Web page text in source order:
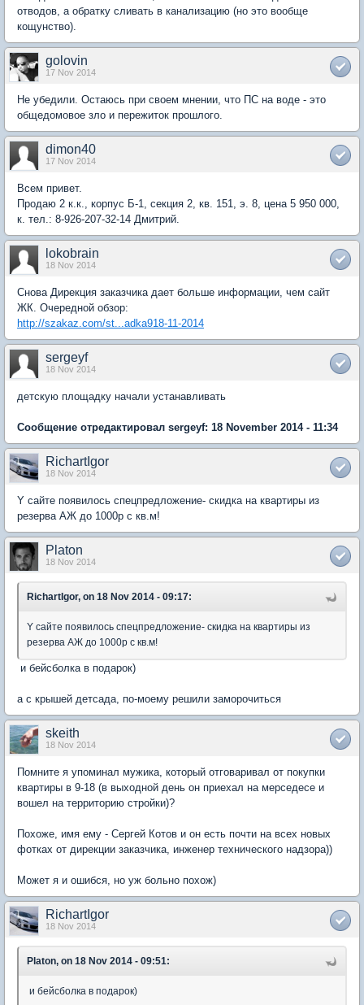
отводов, а обратку сливать в канализацию (но это вообще
кощунство).
golovin
17 Nov 2014
Не убедили. Остаюсь при своем мнении, что ПС на воде - это
общедомовое зло и пережиток прошлого.
dimon40
17 Nov 2014
Всем привет.
Продаю 2 к.к., корпус Б-1, секция 2, кв. 151, э. 8, цена 5 950 000,
к. тел.: 8-926-207-32-14 Дмитрий.
lokobrain
18 Nov 2014
Снова Дирекция заказчика дает больше информации, чем сайт
ЖК. Очередной обзор:
http://szakaz.com/st...adka918-11-2014
sergeyf
18 Nov 2014
детскую площадку начали устанавливать
Сообщение отредактировал sergeyf: 18 November 2014 - 11:34
RichartIgor
18 Nov 2014
Y сайте появилось спецпредложение- скидка на квартиры из
резерва АЖ до 1000р с кв.м!
Platon
18 Nov 2014
RichartIgor, on 18 Nov 2014 - 09:17:
Y сайте появилось спецпредложение- скидка на квартиры из
резерва АЖ до 1000р с кв.м!
и бейсболка в подарок)
а с крышей детсада, по-моему решили заморочиться
skeith
18 Nov 2014
Помните я упоминал мужика, который отговаривал от покупки
квартиры в 9-18 (в выходной день он приехал на мерседесе и
вошел на территорию стройки)?
Похоже, имя ему - Сергей Котов и он есть почти на всех новых
фотках от дирекции заказчика, инженер технического надзора))
Может я и ошибся, но уж больно похож)
RichartIgor
18 Nov 2014
Platon, on 18 Nov 2014 - 09:51:
и бейсболка в подарок)